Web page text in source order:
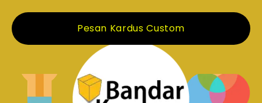
Pesan Kardus Custom